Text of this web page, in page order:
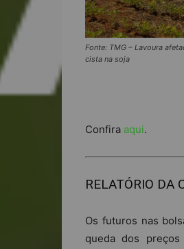
Fonte: TMG – Lavoura
cista na soja
Confira aqui.
RELATÓRIO
Os futuros nas
queda dos